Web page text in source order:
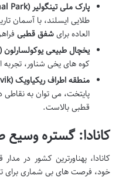
پارک ملی تینگولیر (Þingvellir National Park):
طلایی ایسلند، با آسمان
العاده برایشفق قطبی
یخچال طبیعی یوکولسارلون (Jökulsárlón):
کوه های یخی شناور،
منطقه اطراف ریکیاویک (Reykjavik):
پایتخت، می توان به
قطبی بالاست.
کانادا: گستره
کانادا، پهناورترین کشور در
خود، فرصت های بی شماری برای